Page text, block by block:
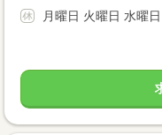
月曜日 火曜日 水曜